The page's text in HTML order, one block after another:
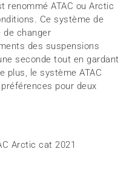
renommé ATAC ou Arctic
Ce système de
de changer
des suspensions
seconde tout en gardant
plus, le système ATAC
pour deux